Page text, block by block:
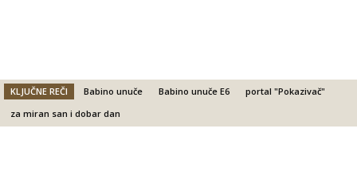
KLJUČNE REČI Babino unuče Babino unuče E6
portal "Pokazivač"
za miran san i dobar dan